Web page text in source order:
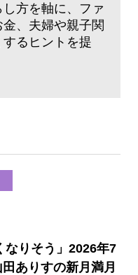
方を軸に、ファ
、夫婦や親子関
るヒントを提
なりそう」2026年7
ありすの新月満月